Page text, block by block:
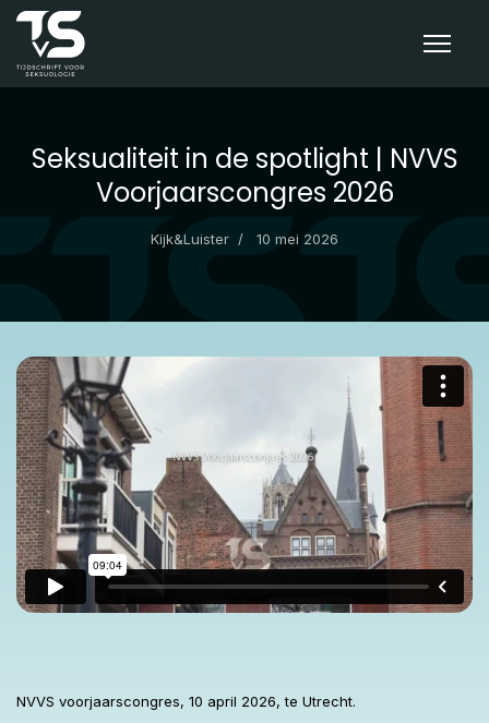
Seksualiteit in de spotlight | NVVS
Voorjaarscongres 2026
Kijk&Luister 10 mei 2026
NVVS voorjaarscongres, 10 april 2026, te Utrecht.